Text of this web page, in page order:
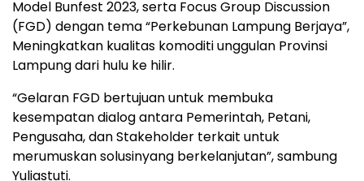
Model Bunfest 2023, serta Focus Group Discussion
(FGD) dengan tema “Perkebunan Lampung Berjaya”,
Meningkatkan kualitas komoditi unggulan Provinsi
Lampung dari hulu ke hilir.
“Gelaran FGD bertujuan untuk membuka
kesempatan dialog antara Pemerintah, Petani,
Pengusaha, dan Stakeholder terkait untuk
merumuskan solusinyang berkelanjutan”, sambung
Yuliastuti.